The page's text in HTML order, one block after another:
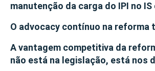
manutenção da carga do IPI no IS
O advocacy contínuo na reforma
A vantagem competitiva da
não está na legislação, está nos